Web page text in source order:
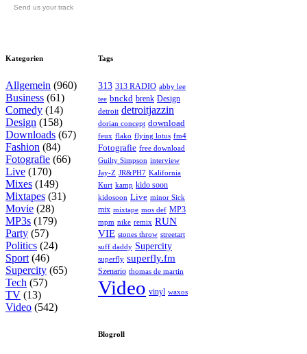
Send us your track
Kategorien
Allgemein (960)
Business (61)
Comedy (14)
Design (158)
Downloads (67)
Fashion (84)
Fotografie (66)
Live (170)
Mixes (149)
Mixtapes (31)
Movie (28)
MP3s (179)
Party (57)
Politics (24)
Sport (46)
Supercity (65)
Tech (57)
TV (13)
Video (542)
Tags
313 313 RADIO abby lee
tee bnckd brenk Design
detroit detroitjazzin
dorian concept download
feux flako flying lotus fm4
Fotografie free download
Guilty Simpson interview
Jay-Z JR&PH7 Kalifornia
Kurt kamp kido soon
kidosoon Live minor Sick
mix mixtape mos def MP3
mpm nike remix RUN
VIE stones throw streetart
suff daddy Supercity
superfly superfly.fm
Szenario thomas de martin
Video vinyl waxos
Blogroll